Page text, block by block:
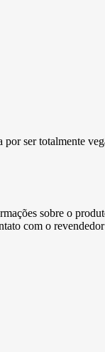
ser totalmente
sobre o
com o